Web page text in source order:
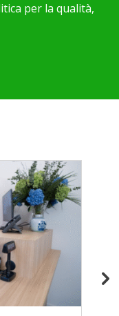
per la qualità,